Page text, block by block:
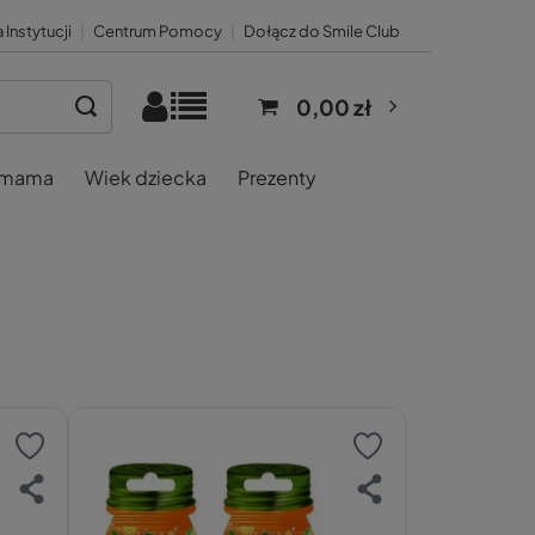
Instytucji Centrum Pomocy Dołącz do Smile Club
0,00 zł
Wiek dziecka Prezenty